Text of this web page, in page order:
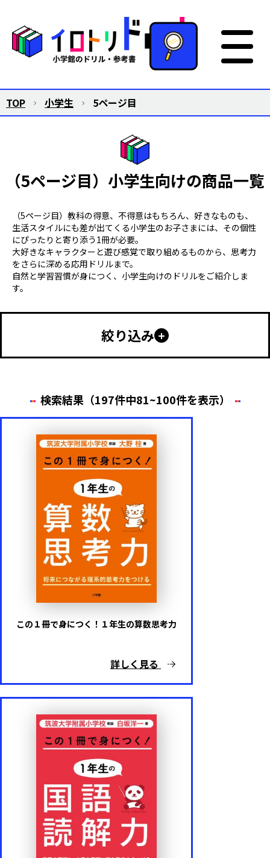
TOP 小学生 5ページ目
（5ページ目）小学生向けの商品一覧
（5ページ目）教科の得意、不得意はもちろん、好きなものも、
生活スタイルにも差が出てくる小学生のお子さまには、その個性
にぴったりと寄り添う1冊が必要。
大好きなキャラクターと遊び感覚で取り組めるものから、思考力
をさらに深める応用ドリルまで。
自然と学習習慣が身につく、小学生向けのドリルをご紹介しま
す。
絞り込み
小学1年生
小学3年生
小学5年生
英語
国語
理科
社会
プログラミング
その他
検索結果（197件中81~100件を表示）
この１冊で身につく！１年生の算数思考力
詳しく見る